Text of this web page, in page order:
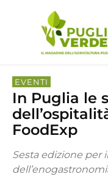
EVENTI
In Puglia le
FoodExp
Sesta edizione per